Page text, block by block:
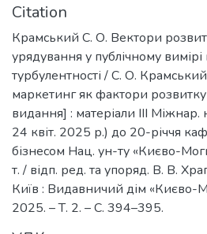
Citation
Крамський С. О. Вектори
урядування у публічному
турбулентності / С. О.
маркетинг як фактори
видання] : матеріали ІІІ
24 квіт. 2025 р.) до 20-річчя
бізнесом Нац. ун-ту «Києво-
т. / відп. ред. та упоряд. В. В.
Київ : Видавничий дім «Києво-
2025. – Т. 2. – С. 394–395.